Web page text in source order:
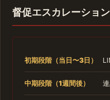
督促エスカレーショ
初期段階（当日〜3日）
中期段階（1週間後）